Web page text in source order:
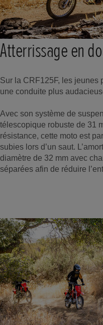
Atterrissage en
Sur la CRF125F, les jeunes
une conduite plus
Avec son système de
télescopique robuste de 31
résistance, cette moto est
subies lors d’un saut.
diamètre de 32 mm avec
séparées afin de réduire